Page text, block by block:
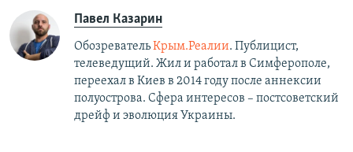
Павел Казарин
ОбозревательКрым.Реалии. Публицист,
телеведущий. Жил и работал в Симферополе,
переехал в Киев в 2014 году после аннексии
полуострова. Сфера интересов – постсоветский
дрейф и эволюция Украины.